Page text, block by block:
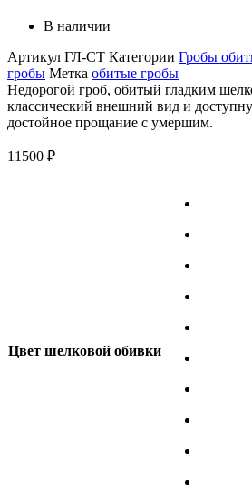
В наличии
Артикул ГЛ-СТ Категории Гробы
гробы Метка обитые гробы
Недорогой гроб, обитый гладким
классический внешний вид и
достойное прощание с умершим.
11500 ₽
Цвет шелковой обивки